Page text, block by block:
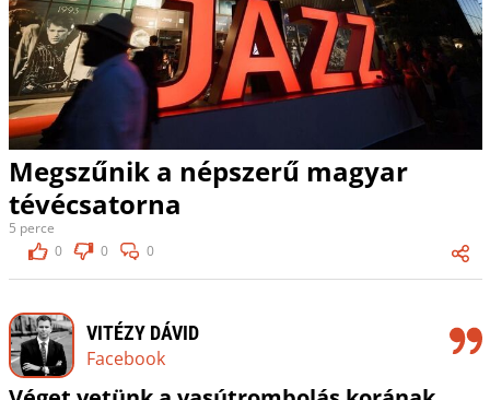
Megszűnik a népszerű magyar
tévécsatorna
5 perce
0
0 0
VITÉZY DÁVID
Facebook